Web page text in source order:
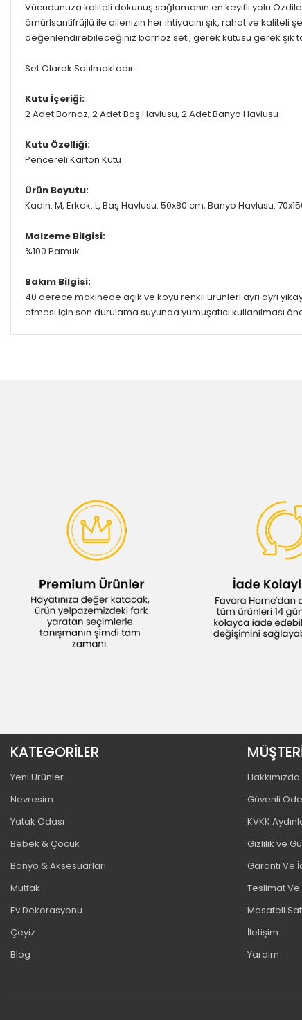
Vücudunuza kaliteli dokunuş sağlamanın en keyifli yolu
ömürlsantifrüjlü ile ailenizin her ihtiyacını şık, rahat ve kaliteli
değenlendirebileceğiniz bornoz seti, gerek kutusu gerek şık
Set Olarak Satılmaktadır.
Kutu İçeriği:
2 Adet Bornoz, 2 Adet Baş Havlusu, 2 Adet Banyo Havlusu
Kutu Özelliği:
Pencereli Karton Kutu
Ürün Boyutu:
Kadın: M, Erkek: L, Baş Havlusu: 50x80 cm, Banyo Havlusu:
Malzeme Bilgisi:
%100 Pamuk
Bakım Bilgisi:
40 derece makinede açık ve koyu renkli ürünleri ayrı ayrı
etmesi için son durulama suyunda yumuşatıcı kullanılması
KATEGORİLER
Yeni Ürünler
Nevresim
Yatak Odası
Bebek & Çocuk
Banyo & Aksesuarları
Mutfak
Ev Dekorasyonu
Çeyiz
Blog
Hakkımızda
Güvenli
KVKK
Gizlilik ve
Garanti Ve
Teslimat
Mesafeli
İletişim
Yardım